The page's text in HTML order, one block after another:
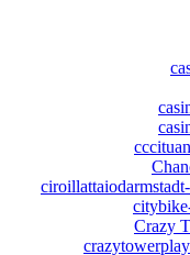
Crazy